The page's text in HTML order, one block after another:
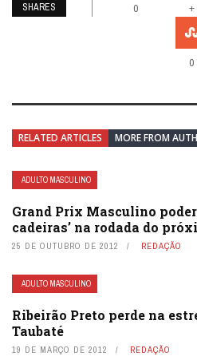
SHARES 0 +
0
RELATED ARTICLES MORE FROM
ADULTO MASCULINO
Grand Prix Masculino
cadeiras’ na rodada do
25 DE OUTUBRO DE 2012 REDAÇÃO
ADULTO MASCULINO
Ribeirão Preto perde na
Taubaté
19 DE MARÇO DE 2012 REDAÇÃO